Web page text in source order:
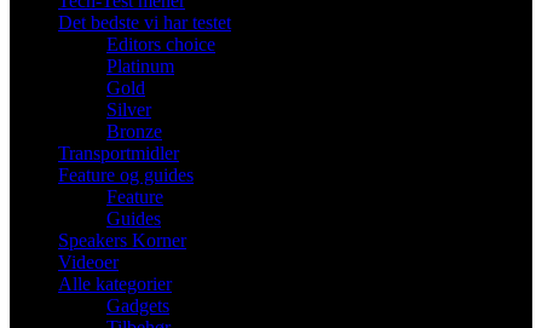
Det bedste vi har testet
Editors choice
Platinum
Gold
Silver
Bronze
Transportmidler
Feature og guides
Feature
Guides
Speakers Korner
Videoer
Alle kategorier
Gadgets